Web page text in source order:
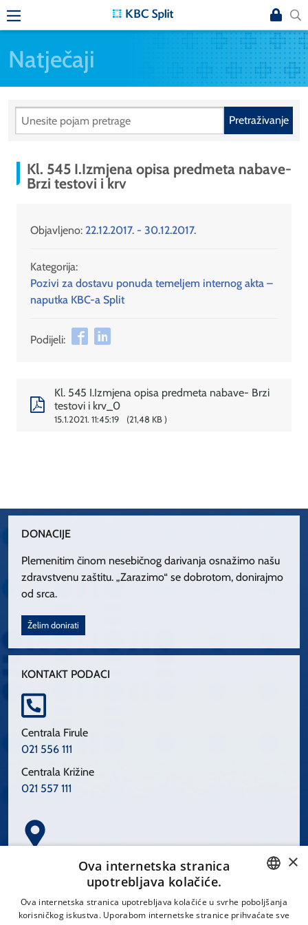
Natječaji
Pretraživanje
Kl. 545 I.Izmjena opisa predmeta nabave-
Brzi testovi i krv
Objavljeno: 22.12.2017. - 30.12.2017.
Kategorija:
Pozivi za dostavu ponuda temeljem internog akta –
naputka KBC-a Split
Podijeli:
Kl. 545 I.Izmjena opisa predmeta nabave- Brzi
testovi i krv_0
15.1.2021. 11:45:19 21,48 KB
DONACIJE
Plemenitim činom nesebičnog darivanja osnažimo našu
zdravstvenu zaštitu. „Zarazimo“ se dobrotom, donirajmo
od srca.
Želim donirati
KONTAKT PODACI
Centrala Firule
021 556 111
Centrala Križine
021 557 111
Spinčićeva 1, 21000 Split
CROATIAN
×
Ova internetska stranica
upotrebljava kolačiće.
Ova internetska stranica upotrebljava kolačiće u svrhe poboljšanja
korisničkog iskustva. Uporabom internetske stranice prihvaćate sve